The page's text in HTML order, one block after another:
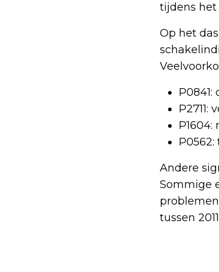
tijdens het
Op het
P2711:
Andere
Sommige
tussen